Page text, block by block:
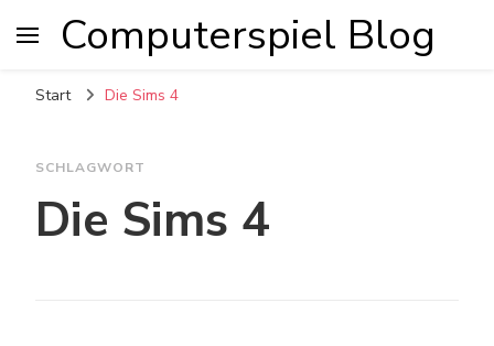
Computerspiel Blog
Start Die Sims 4
SCHLAGWORT
Die Sims 4